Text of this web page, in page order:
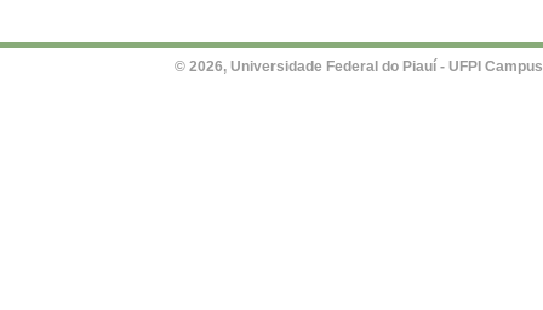
© 2026, Universidade Federal do Piauí - UFPI